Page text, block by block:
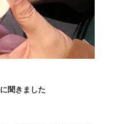
聞きました